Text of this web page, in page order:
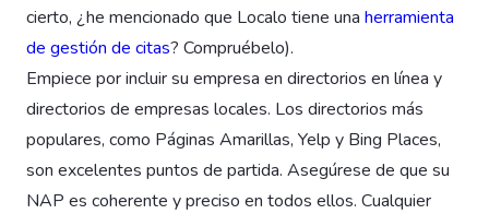
cierto, ¿he mencionado que Localo tiene una herramienta
de gestión de citas? Compruébelo).
Empiece por incluir su empresa en directorios en línea y
directorios de empresas locales. Los directorios más
populares, como Páginas Amarillas, Yelp y Bing Places,
son excelentes puntos de partida. Asegúrese de que su
NAP es coherente y preciso en todos ellos. Cualquier